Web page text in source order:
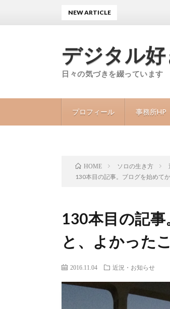
デジタル
日々の気づきを綴っています
プロフィール 事務所HP
NEW ARTICLE
HOME ソロの生き方
130本目の記事。ブログを始めて
130本目の記
と、よかった
2016.11.04 近況・お知らせ